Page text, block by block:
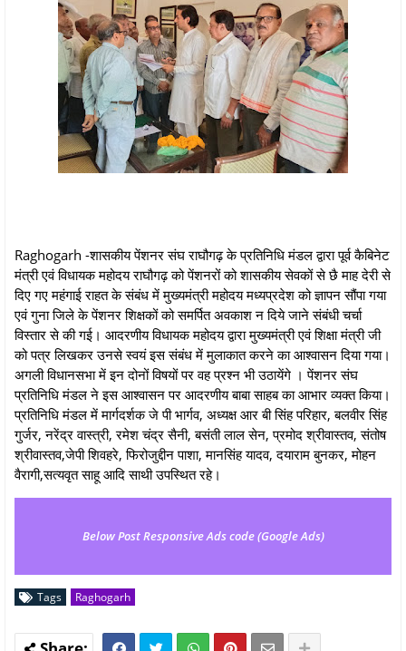
Raghogarh -शासकीय पेंशनर संघ राघौगढ़ के प्रतिनिधि मंडल द्वारा पूर्व कैबिनेट
मंत्री एवं विधायक महोदय राघौगढ़ को पेंशनरों को शासकीय सेवकों से छै माह देरी से
दिए गए महंगाई राहत के संबंध में मुख्यमंत्री महोदय मध्यप्रदेश को ज्ञापन सौंपा गया
एवं गुना जिले के पेंशनर शिक्षकों को समर्पित अवकाश न दिये जाने संबंधी चर्चा
विस्तार से की गई। आदरणीय विधायक महोदय द्वारा मुख्यमंत्री एवं शिक्षा मंत्री जी
को पत्र लिखकर उनसे स्वयं इस संबंध में मुलाकात करने का आश्वासन दिया गया।
अगली विधानसभा में इन दोनों विषयों पर वह प्रश्न भी उठायेंगे । पेंशनर संघ
प्रतिनिधि मंडल ने इस आश्वासन पर आदरणीय बाबा साहब का आभार व्यक्त किया।
प्रतिनिधि मंडल में मार्गदर्शक जे पी भार्गव, अध्यक्ष आर बी सिंह परिहार, बलवीर सिंह
गुर्जर, नरेंद्र वास्त्री, रमेश चंद्र सैनी, बसंती लाल सेन, प्रमोद श्रीवास्तव, संतोष
श्रीवास्तव,जेपी शिवहरे, फिरोजुद्दीन पाशा, मानसिंह यादव, दयाराम बुनकर, मोहन
वैरागी,सत्यवृत साहू आदि साथी उपस्थित रहे।
Below Post Responsive Ads code (Google Ads)
Tags Raghogarh